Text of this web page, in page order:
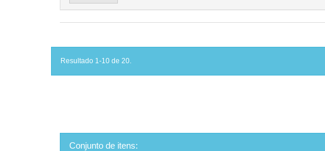
Resultado 1-10 de 20.
Conjunto de itens: